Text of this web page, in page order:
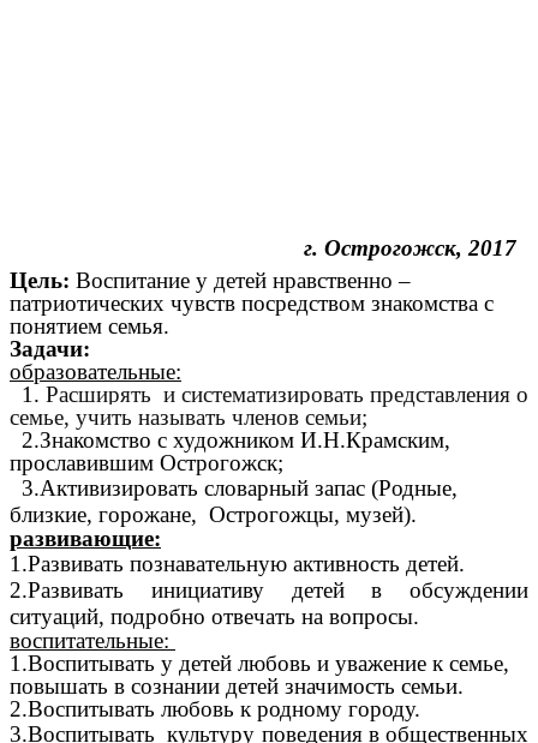
г. Острогожск, 2017
Цель: Воспитание у детей нравственно –
патриотических чувств посредством знакомства с
понятием семья.
Задачи:
образовательные:
1. Расширять и систематизировать представления о
семье, учить называть членов семьи;
2.Знакомство с художником И.Н.Крамским,
прославившим Острогожск;
3.Активизировать словарный запас (Родные,
близкие, горожане, Острогожцы, музей).
развивающие:
1.Развивать познавательную активность детей.
2.Развивать инициативу детей в обсуждении
ситуаций, подробно отвечать на вопросы.
воспитательные:
1.Воспитывать у детей любовь и уважение к семье,
повышать в сознании детей значимость семьи.
2.Воспитывать любовь к родному городу.
3.Воспитывать культуру поведения в общественных